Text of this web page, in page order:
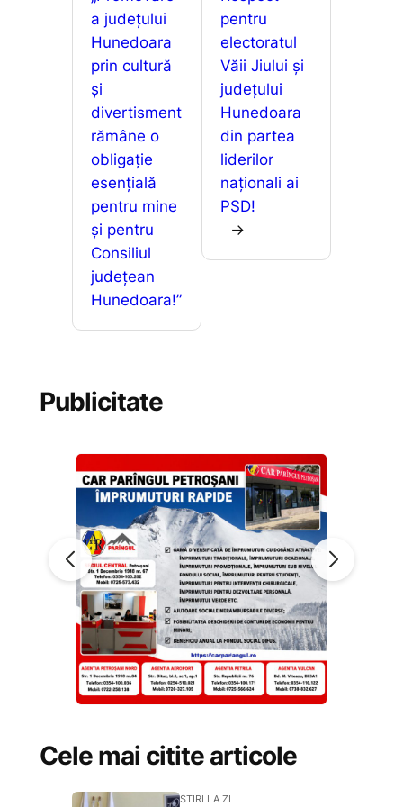
a județului
Hunedoara
prin cultură
și
divertisment
rămâne o
obligație
esențială
pentru mine
și pentru
Consiliul
județean
Hunedoara!”
pentru
electoratul
Văii Jiului și
județului
Hunedoara
din partea
liderilor
naționali ai
PSD!
→
Publicitate
Cele mai citite articole
STIRI LA ZI